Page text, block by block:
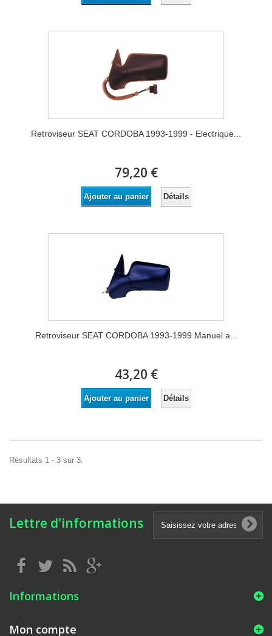
Retroviseur SEAT CORDOBA 1993-1999 - Electrique...
79,20 €
Ajouter au panier Détails
Retroviseur SEAT CORDOBA 1993-1999 Manuel a...
43,20 €
Ajouter au panier Détails
Résultats 1 - 3 sur 3.
Lettre d'informations
Informations
Mon compte